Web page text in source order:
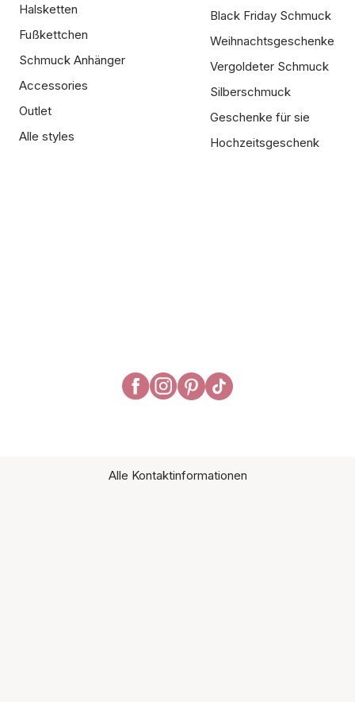
Halsketten
Fußkettchen
Schmuck Anhänger
Accessories
Outlet
Alle styles
Black Friday Schmuck
Weihnachtsgeschenke
Vergoldeter Schmuck
Silberschmuck
Geschenke für sie
Hochzeitsgeschenk
Alle Kontaktinformationen